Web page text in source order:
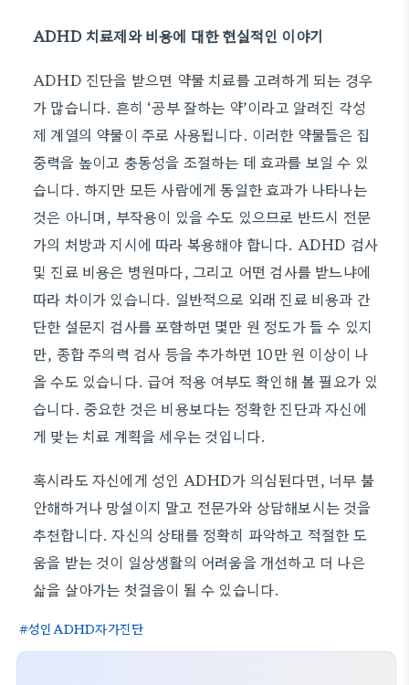
ADHD 치료제와 비용에 대한 현실적인 이야기
ADHD 진단을 받으면 약물 치료를 고려하게 되는 경우
가 많습니다. 흔히 ‘공부 잘하는 약’이라고 알려진 각성
제 계열의 약물이 주로 사용됩니다. 이러한 약물들은 집
중력을 높이고 충동성을 조절하는 데 효과를 보일 수 있
습니다. 하지만 모든 사람에게 동일한 효과가 나타나는
것은 아니며, 부작용이 있을 수도 있으므로 반드시 전문
가의 처방과 지시에 따라 복용해야 합니다. ADHD 검사
및 진료 비용은 병원마다, 그리고 어떤 검사를 받느냐에
따라 차이가 있습니다. 일반적으로 외래 진료 비용과 간
단한 설문지 검사를 포함하면 몇만 원 정도가 들 수 있지
만, 종합 주의력 검사 등을 추가하면 10만 원 이상이 나
올 수도 있습니다. 급여 적용 여부도 확인해 볼 필요가 있
습니다. 중요한 것은 비용보다는 정확한 진단과 자신에
게 맞는 치료 계획을 세우는 것입니다.
혹시라도 자신에게 성인 ADHD가 의심된다면, 너무 불
안해하거나 망설이지 말고 전문가와 상담해보시는 것을
추천합니다. 자신의 상태를 정확히 파악하고 적절한 도
움을 받는 것이 일상생활의 어려움을 개선하고 더 나은
삶을 살아가는 첫걸음이 될 수 있습니다.
성인ADHD자가진단